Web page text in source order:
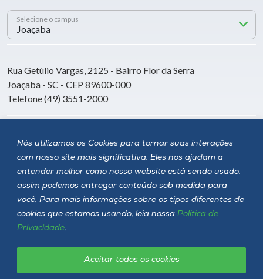
Nós utilizamos os Cookies para tornar suas interações
com nosso site mais significativa. Eles nos ajudam a
entender melhor como nosso website está sendo usado,
assim podemos entregar conteúdo sob medida para
você. Para mais informações sobre os tipos diferentes de
cookies que estamos usando, leia nossa Política de
Privacidade.
Aceitar todos os cookies
Selecione o campus
Rua Getúlio Vargas, 2125 - Bairro Flor da Serra
Joaçaba - SC - CEP 89600-000
Telefone (49) 3551-2000
Siga a Unoesc
Política de privacidade LGPD